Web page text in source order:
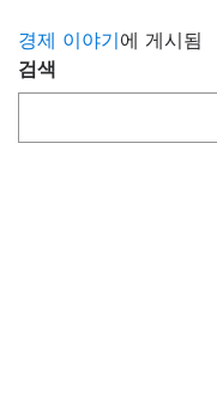
경제 이야기에 게시됨
검색